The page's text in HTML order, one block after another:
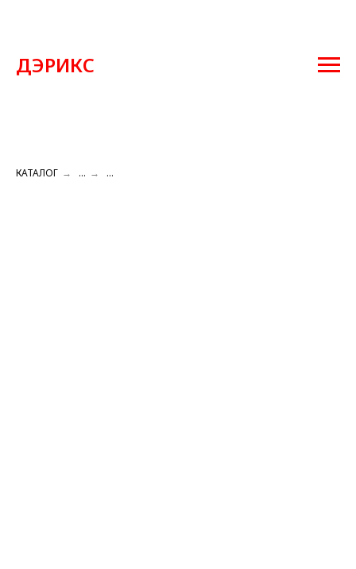
ДЭРИКС
КАТАЛОГ → ... → ...